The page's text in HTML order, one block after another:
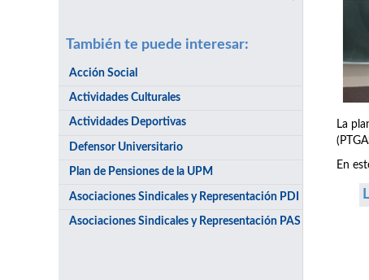
También te puede interesar:
Acción Social
Actividades Culturales
Actividades Deportivas
Defensor Universitario
Plan de Pensiones de la UPM
Asociaciones Sindicales y Representación PDI
Asociaciones Sindicales y Representación PAS
La
En